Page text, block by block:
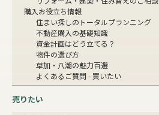
購入お役立ち情報
住まい探しのトータルプランニング
不動産購入の基礎知識
資金計画はどう立てる？
物件の選び方
草加・八潮の魅力百選
よくあるご質問 - 買いたい
売りたい